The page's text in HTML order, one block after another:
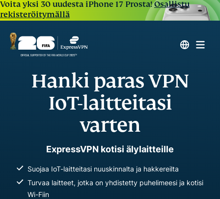
Voita yksi 30 uudesta iPhone 17 Prosta!Osallistu
rekisteröitymällä
Hanki paras VPN
IoT-laitteitasi
varten
ExpressVPN kotisi älylaitteille
Suojaa IoT-laitteitasi nuuskinnalta ja hakkereilta
Turvaa laitteet, jotka on yhdistetty puhelimeesi ja kotisi
Wi-Fiin